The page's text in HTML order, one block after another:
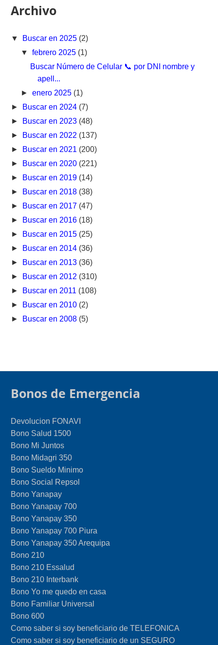
Archivo
▼ Buscar en 2025 (2)
▼ febrero 2025 (1)
Buscar Número de Celular 📞 por DNI nombre y
apell...
► enero 2025 (1)
► Buscar en 2024 (7)
► Buscar en 2023 (48)
► Buscar en 2022 (137)
► Buscar en 2021 (200)
► Buscar en 2020 (221)
► Buscar en 2019 (14)
► Buscar en 2018 (38)
► Buscar en 2017 (47)
► Buscar en 2016 (18)
► Buscar en 2015 (25)
► Buscar en 2014 (36)
► Buscar en 2013 (36)
► Buscar en 2012 (310)
► Buscar en 2011 (108)
► Buscar en 2010 (2)
► Buscar en 2008 (5)
Bonos de Emergencia
Devolucion FONAVI
Bono Salud 1500
Bono Mi Juntos
Bono Midagri 350
Bono Sueldo Minimo
Bono Social Repsol
Bono Yanapay
Bono Yanapay 700
Bono Yanapay 350
Bono Yanapay 700 Piura
Bono Yanapay 350 Arequipa
Bono 210
Bono 210 Essalud
Bono 210 Interbank
Bono Yo me quedo en casa
Bono Familiar Universal
Bono 600
Como saber si soy beneficiario de TELEFONICA
Como saber si soy beneficiario de un SEGURO